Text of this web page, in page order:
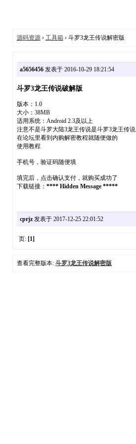
源码资源› 工具箱 › 斗罗3龙王传说解密版
a5656456发表于 2016-10-29 18:21:54
斗罗3龙王传说破解版
版本：1.0
大小：38MB
适用系统：Android 2.3及以上
注意不是斗罗大陆3龙王传说是斗罗3龙王传说
在论坛里看到内购解密教程就随便做的
使用教程
手机号，验证码随便填
填完后，点击确认支付，就购买成功了
下载链接： **** Hidden Message *****
cprjz发表于 2017-12-25 22:01:52
页: [1]
查看完整版本: 斗罗3龙王传说解密版